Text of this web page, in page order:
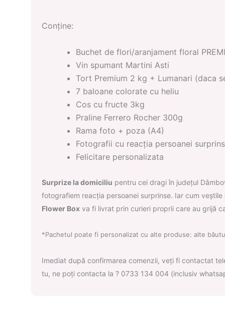
Conține:
Buchet de flori/aranjament floral
Vin spumant Martini Asti
Tort Premium 2 kg + Lumanari (daca
7 baloane colorate cu heliu
Cos cu fructe 3kg
Praline Ferrero Rocher 300g
Rama foto + poza (A4)
Fotografii cu reacția persoanei
Felicitare personalizata
Surprize la domiciliu pentru cei dragi în județul
fotografiem reacția persoanei surprinse. Iar cum
Flower Boxva fi livrat prin curieri proprii care au grijă
*Pachetul poate fi personalizat cu alte produse: alte
Imediat după confirmarea comenzii, veți fi contactat
tu, ne poți contacta la ? 0733 134 004 (inclusiv